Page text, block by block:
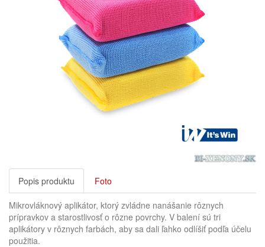
Popis produktu Foto
Mikrovláknový aplikátor, ktorý zvládne nanášanie rôznych
prípravkov a starostlivosť o rôzne povrchy. V balení sú tri
aplikátory v rôznych farbách, aby sa dali ľahko odlíšiť podľa účelu
použitia.